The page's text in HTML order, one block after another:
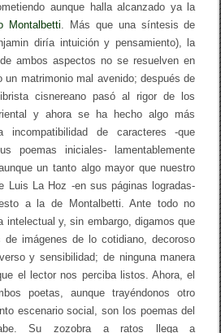
aunque halla alcanzado ya la
Montalbetti. Más que una síntesis de
diría intuición y pensamiento), la
ambos aspectos no se resuelven en
un matrimonio mal avenido; después de
cisnereano pasó al rigor de los
y ahora se ha hecho algo más
incompatibilidad de caracteres -que
poemas iniciales- lamentablemente
un tanto algo mayor que nuestro
Luis La Hoz -en sus páginas logradas-
a la de Montalbetti. Ante todo no
intelectual y, sin embargo, digamos que
imágenes de lo cotidiano, decoroso
y sensibilidad; de ninguna manera
el lector nos perciba listos. Ahora, el
poetas, aunque trayéndonos otro
escenario social, son los poemas del
Su zozobra a ratos llega a